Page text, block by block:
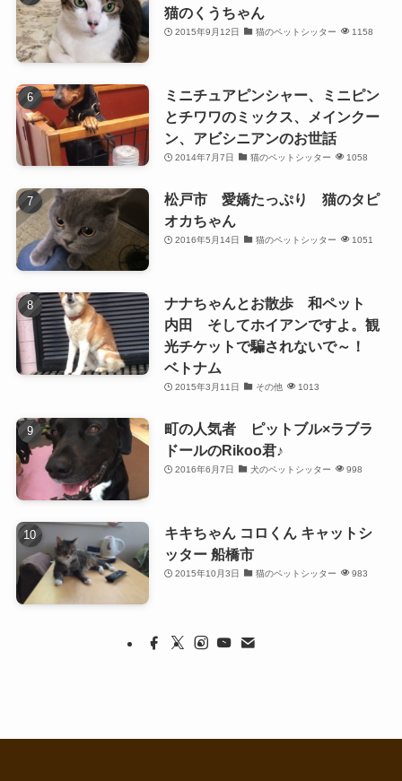
猫のくうちゃん
2015年9月12日 猫のペットシッター 1158
ミニチュアピンシャー、ミニピン
とチワワのミックス、メインクー
ン、アビシニアンのお世話
2014年7月7日 猫のペットシッター 1058
松戸市 愛嬌たっぷり 猫のタピ
オカちゃん
2016年5月14日 猫のペットシッター 1051
ナナちゃんとお散歩 和ペット
内田 そしてホイアンですよ。観
光チケットで騙されないで～！
ベトナム
2015年3月11日 その他 1013
町の人気者 ピットブル×ラブラ
ドールのRikoo君♪
2016年6月7日 犬のペットシッター 998
キキちゃん コロくん キャットシ
ッター 船橋市
2015年10月3日 猫のペットシッター 983